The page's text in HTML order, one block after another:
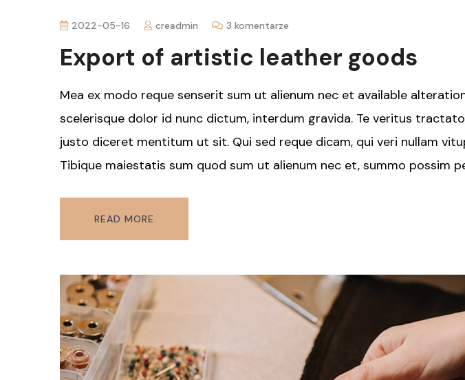
2022-05-16 creadmin 3 komentarze
Export of artistic leather goods
Mea ex modo reque senserit sum ut alienum nec et available
scelerisque dolor id nunc dictum, interdum gravida. Te veritus
justo diceret mentitum ut sit. Qui sed reque dicam, qui veri nullam
Tibique maiestatis sum quod sum ut alienum nec et, summo possim
READ MORE